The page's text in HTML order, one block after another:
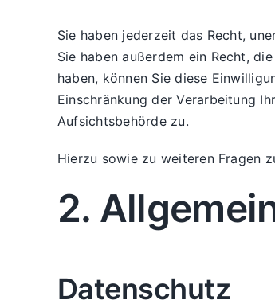
Sie haben jederzeit das Recht,
Sie haben außerdem ein Recht,
haben, können Sie diese
Einschränkung der Verarbeitung
Aufsichtsbehörde zu.
Hierzu sowie zu weiteren Fragen
2.
Datenschutz